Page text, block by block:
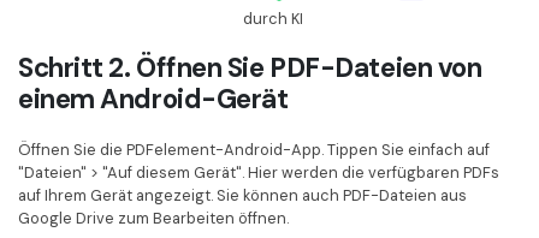
durch KI
Schritt 2. Öffnen Sie PDF-Dateien von
einem Android-Gerät
Öffnen Sie die PDFelement-Android-App. Tippen Sie einfach auf
"Dateien" > "Auf diesem Gerät". Hier werden die verfügbaren PDFs
auf Ihrem Gerät angezeigt. Sie können auch PDF-Dateien aus
Google Drive zum Bearbeiten öffnen.